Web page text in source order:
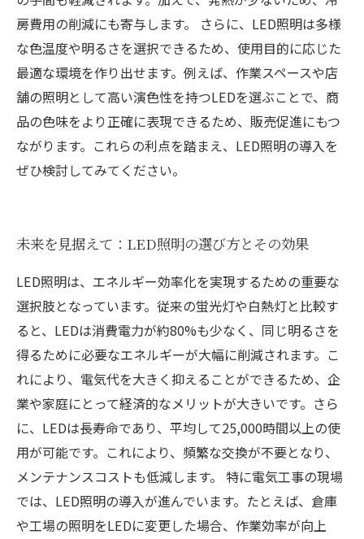
房費用の削減にも寄与します。 さらに、LED照明は多様
な色温度や明るさを選択できるため、使用目的に応じた
最適な環境を作り出せます。例えば、作業スペースや店
舗の照明として高い演色性を持つLEDを選ぶことで、商
品の色味をより正確に表現できるため、販売促進にもつ
ながります。これらの利点を踏まえ、LED照明の導入を
ぜひ検討してみてください。
未来を見据えて：LED照明の選び方とその効果
LED照明は、エネルギー効率化を実現するための重要な
選択肢となっています。従来の蛍光灯や白熱灯と比較す
ると、LEDは消費電力が約80%も少なく、同じ明るさを
得るために必要なエネルギーが大幅に削減されます。こ
れにより、電気代を大きく抑えることができるため、企
業や家庭にとって経済的なメリットが大きいです。さら
に、LEDは長寿命であり、平均して25,000時間以上の使
用が可能です。これにより、頻繁な交換が不要となり、
メンテナンスコストも低減します。 特に電気工事の現場
では、LED照明の導入が進んでいます。たとえば、倉庫
や工場の照明をLEDに変更した場合、作業効率が向上